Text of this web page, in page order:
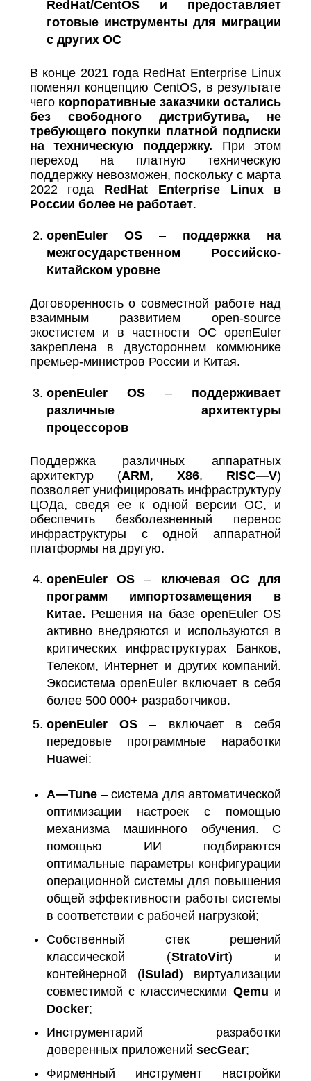
RedHat/CentOSи предоставляет
готовые инструменты для миграции
с других ОС
В конце 2021 года RedHat Enterprise Linux
поменял концепцию CentOS, в результате
чего корпоративные заказчики остались
без свободного дистрибутива, не
требующего покупки платной подписки
на техническую поддержку. При этом
переход на платную техническую
поддержку невозможен, поскольку с марта
2022 года RedHat Enterprise Linux в
России более не работает.
openEuler OS– поддержка на
межгосударственном Российско-
Китайском уровне
Договоренность о совместной работе над
взаимным развитием open-source
экостистем и в частности ОС openEuler
закреплена в двустороннем коммюнике
премьер-министров России и Китая.
openEuler OS – поддерживает
различные архитектуры
процессоров
Поддержка различных аппаратных
архитектур (ARM,X86, RISC—V)
позволяет унифицировать инфраструктуру
ЦОДа, сведя ее к одной версии ОС, и
обеспечить безболезненный перенос
инфраструктуры с одной аппаратной
платформы на другую.
openEuler OS – ключевая ОС для
программ импортозамещения в
Китае. Решения на базе openEuler OS
активно внедряются и используются в
критических инфраструктурах Банков,
Телеком, Интернет и других компаний.
Экосистема openEuler включает в себя
более 500 000+ разработчиков.
openEuler
OS– включает в себя
передовые программные наработки
Huawei:
A—Tune– система для автоматической
оптимизации настроек с помощью
механизма машинного обучения. С
помощью ИИ подбираются
оптимальные параметры конфигурации
операционной системы для повышения
общей эффективности работы системы
в соответствии с рабочей нагрузкой;
Собственный стек решений
классической (StratoVirt) и
контейнерной (iSulad) виртуализации
совместимой с классическими Qemu и
Docker;
Инструментарий разработки
доверенных приложений secGear;
Фирменный инструмент настройки